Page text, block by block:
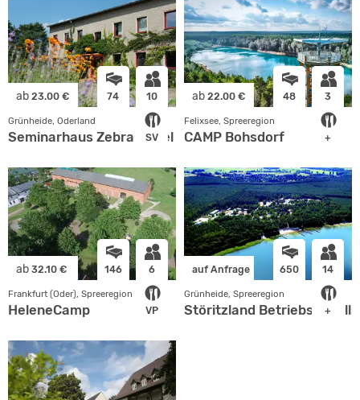
ab 23.00 € 74 10
SV
Grünheide, Oderland
Seminarhaus Zebra Kagel
ab 22.00 € 48 3
+
Felixsee, Spreeregion
CAMP Bohsdorf
ab 32.10 € 146 6
VP
Frankfurt (Oder), Spreeregion
HeleneCamp
auf Anfrage 650 14
+
Grünheide, Spreeregion
Störitzland